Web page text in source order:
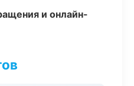
и онлайн-